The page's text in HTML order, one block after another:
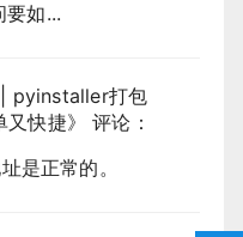
要如...
pyinstaller打包
又快捷》 评论：
是正常的。